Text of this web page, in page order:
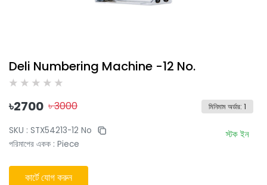
Deli Numbering Machine -12 No.
৳2700 ৳3000 মিনিমাম অর্ডার: 1
SKU : STX54213-12 No
পরিমাপের একক : Piece
স্টক ইন
কার্টে যোগ করুন